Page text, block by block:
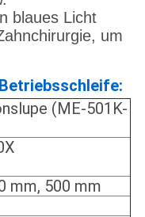
blaues Licht
um
(ME-501K-
mm, 500 mm